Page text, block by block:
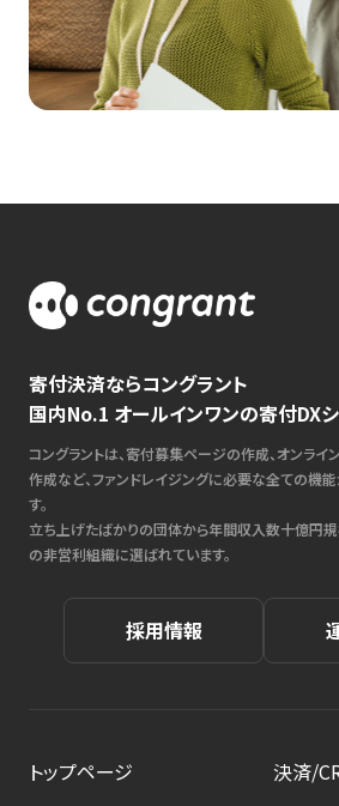
寄付決済ならコングラント
国内No.1 オールインワンの寄付DX
コングラントは、寄付募集ページの作成、オンライ
作成など、ファンドレイジングに必要な全ての機
す。
立ち上げたばかりの団体から年間収入数十億円
の非営利組織に選ばれています。
採用情報
トップページ
決済/